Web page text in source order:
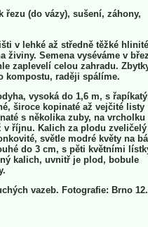
řezu (do vázy), sušení, záhony,
v lehké až středně těžké
živiny. Semena vyséváme v
zaplevelí celou zahradu.
kompostu, raději spálíme.
vysoká do 1,6 m, s
široce kopinaté až vejčité listy
s několika zuby, na vrcholku
v říjnu. Kalich za plodu zveličelý
světle modré květy na
do 3 cm, s pěti květními
kalich, uvnitř je plod, bobule
vazeb. Fotografie: Brno